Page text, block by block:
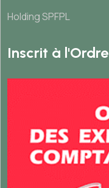
Holding SPFPL
Inscrit à l'Ordre